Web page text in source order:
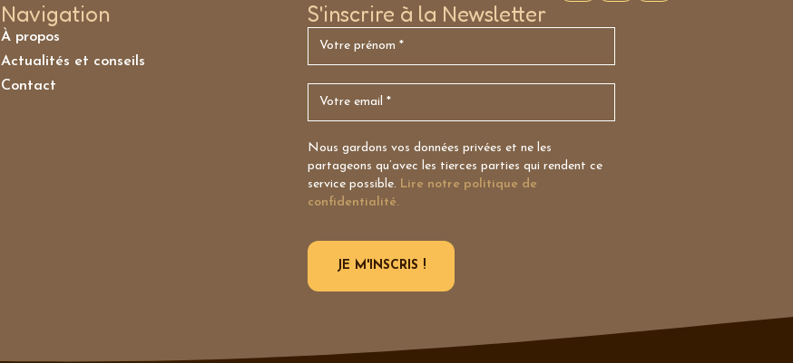
Navigation
À propos
Actualités et conseils
Contact
S'inscrire à la Newsletter
Nous gardons vos données privées et ne les
partageons qu’avec les tierces parties qui rendent ce
service possible. Lire notre politique de
confidentialité.